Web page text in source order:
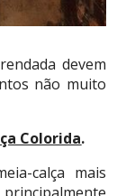
devem
não muito
Colorida.
calça mais